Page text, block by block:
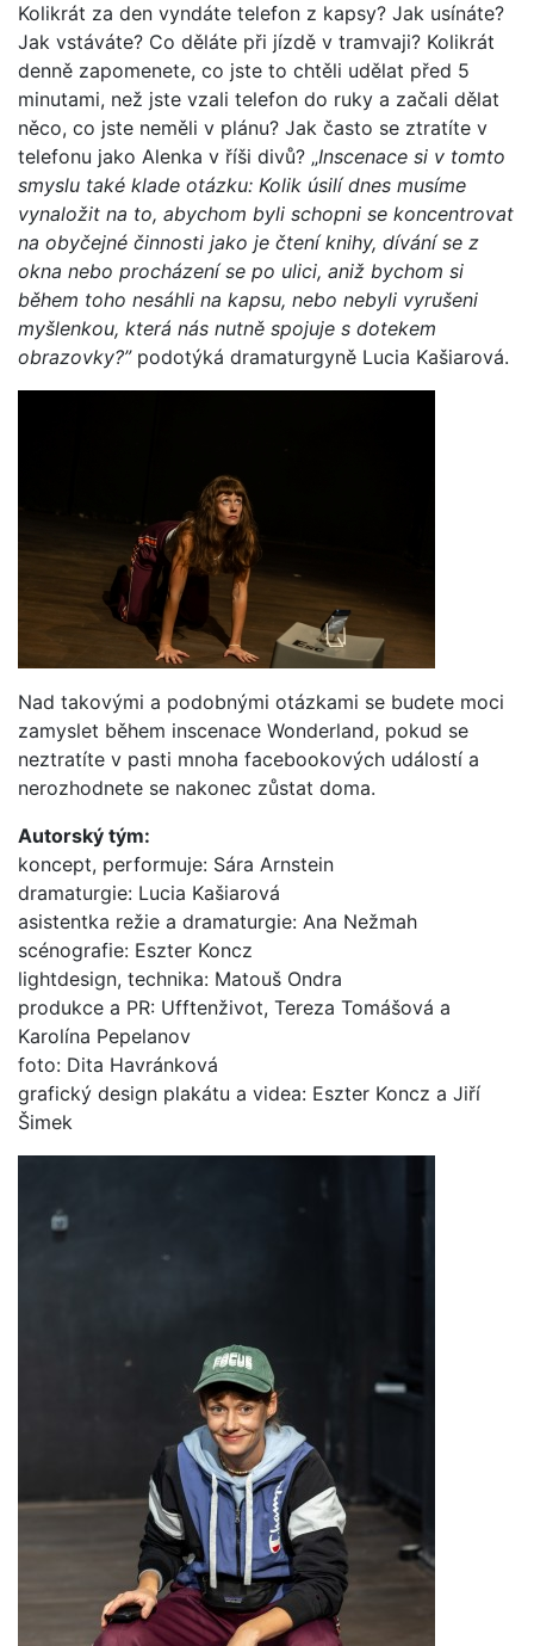
Kolikrát za den vyndáte telefon z kapsy? Jak usínáte?
Jak vstáváte? Co děláte při jízdě v tramvaji? Kolikrát
denně zapomenete, co jste to chtěli udělat před 5
minutami, než jste vzali telefon do ruky a začali dělat
něco, co jste neměli v plánu? Jak často se ztratíte v
telefonu jako Alenka v říši divů? „Inscenace si v tomto
smyslu také klade otázku: Kolik úsilí dnes musíme
vynaložit na to, abychom byli schopni se koncentrovat
na obyčejné činnosti jako je čtení knihy, dívání se z
okna nebo procházení se po ulici, aniž bychom si
během toho nesáhli na kapsu, nebo nebyli vyrušeni
myšlenkou, která nás nutně spojuje s dotekem
obrazovky?”podotýká dramaturgyně Lucia Kašiarová.
Nad takovými a podobnými otázkami se budete moci
zamyslet během inscenace Wonderland, pokud se
neztratíte v pasti mnoha facebookových událostí a
nerozhodnete se nakonec zůstat doma.
Autorský tým:
koncept, performuje: Sára Arnstein
dramaturgie: Lucia Kašiarová
asistentka režie a dramaturgie: Ana Nežmah
scénografie: Eszter Koncz
lightdesign, technika: Matouš Ondra
produkce a PR: Ufftenživot, Tereza Tomášová a
Karolína Pepelanov
foto: Dita Havránková
grafický design plakátu a videa: Eszter Koncz a Jiří
Šimek